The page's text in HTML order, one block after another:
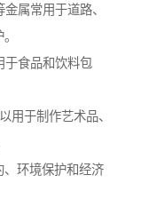
属常用于道路、
于食品和饮料包
用于制作艺术品、
、环境保护和经济